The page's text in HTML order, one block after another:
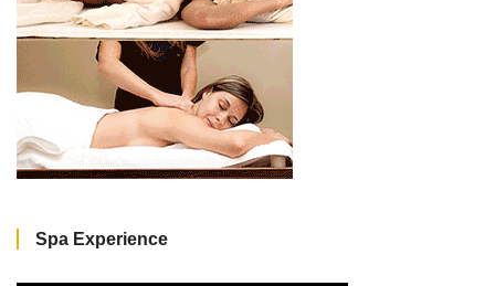
Spa Experience